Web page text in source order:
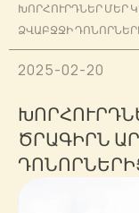
ԽՈՐՀՈՒՐԴՆԵՐ ՄԵՐ
ՁՎԱԲՋՋԻ
2025-02-20
ԾՐԱԳԻՐՆ